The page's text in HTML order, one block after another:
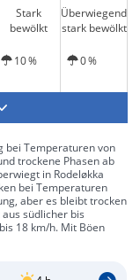
Stark
bewölkt
Überwiegend
stark bewölkt
10 % 0 %
bei Temperaturen von
trockene Phasen ab
in Rodeløkka
bei Temperaturen
aber es bleibt trocken
südlicher bis
18 km/h. Mit Böen